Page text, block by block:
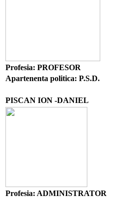
Profesia: PROFESOR
Apartenenta politica: P.S.D.
PISCAN ION -DANIEL
Profesia: ADMINISTRATOR